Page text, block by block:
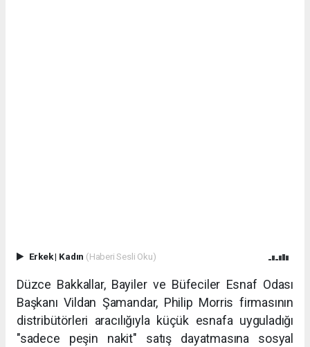
Erkek| Kadın (Haberi Sesli Oku)
Düzce Bakkallar, Bayiler ve Büfeciler Esnaf Odası
Başkanı Vildan Şamandar, Philip Morris firmasının
distribütörleri aracılığıyla küçük esnafa uyguladığı
"sadece peşin nakit" satış dayatmasına sosyal